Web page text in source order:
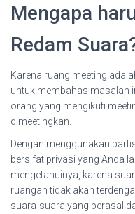
Mengapa
Redam
Karena ruang meeting
untuk membahas masalah
orang yang mengikuti
dimeetingkan.
Dengan menggunakan
bersifat privasi yang Anda
mengetahuinya, karena
ruangan tidak akan
suara-suara yang berasal